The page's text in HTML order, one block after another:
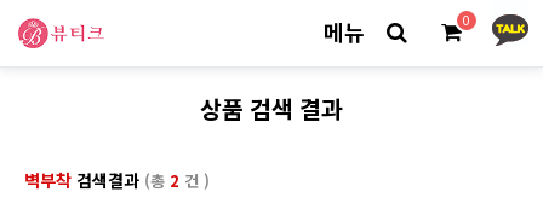
메뉴 0
상품 검색 결과
벽부착 검색결과 (총 2 건 )